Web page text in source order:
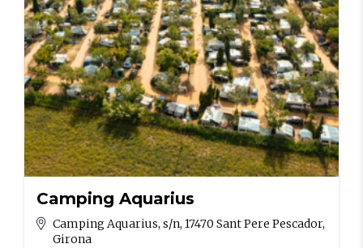
Camping Aquarius
Camping Aquarius, s/n, 17470 Sant Pere Pescador,
Girona